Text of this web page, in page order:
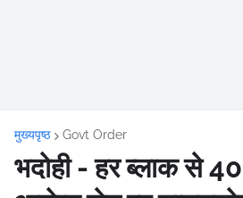
मुख्यपृष्ठ Govt Order
भदोही - हर ब्लाक से